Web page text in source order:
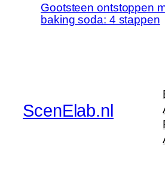
Gootsteen ontstoppen
baking soda: 4 stappen
ScenElab.nl